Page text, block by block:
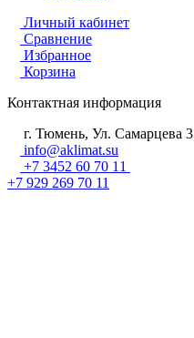
Личный кабинет
Сравнение
Избранное
Корзина
Контактная информация
г. Тюмень, Ул. Самарцева 3
info@aklimat.su
+7 3452 60 70 11
+7 929 269 70 11